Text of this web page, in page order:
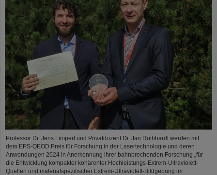
Professor Dr. Jens Limpert und Privatdozent Dr. Jan Rothhardt werden mit
dem EPS-QEOD Preis für Forschung in der Lasertechnologie und deren
Anwendungen 2024 in Anerkennung ihrer bahnbrechenden Forschung „für
die Entwicklung kompakter kohärenter Hochleistungs-Extrem-Ultraviolett-
Quellen und materialspezifischer Extrem-Ultraviolett-Bildgebung im